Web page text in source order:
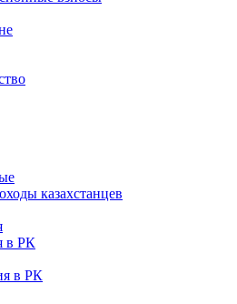
казахстанцев
в РК
в РК